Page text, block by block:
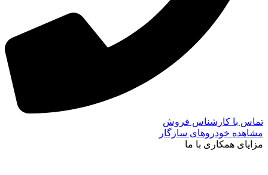
تماس با کارشناس فروش
مشاهده خودروهای سازگار
مزایای همکاری با ما